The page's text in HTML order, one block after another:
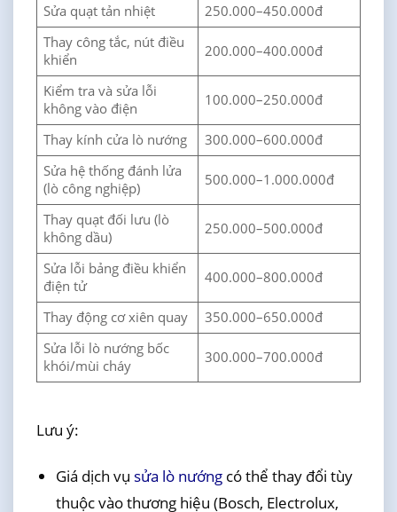
Sửa quạt tản nhiệt
250.000–450.000đ
Thay công tắc, nút điều
khiển
200.000–400.000đ
Kiểm tra và sửa lỗi
không vào điện
100.000–250.000đ
Thay kính cửa lò nướng
300.000–600.000đ
Sửa hệ thống đánh lửa
(lò công nghiệp)
500.000–1.000.000đ
Thay quạt đối lưu (lò
không dầu)
250.000–500.000đ
Sửa lỗi bảng điều khiển
điện tử
400.000–800.000đ
Thay động cơ xiên quay
350.000–650.000đ
Sửa lỗi lò nướng bốc
khói/mùi cháy
300.000–700.000đ
Lưu ý:
Giá dịch vụ sửa lò nướngcó thể thay đổi tùy
thuộc vào thương hiệu (Bosch, Electrolux,